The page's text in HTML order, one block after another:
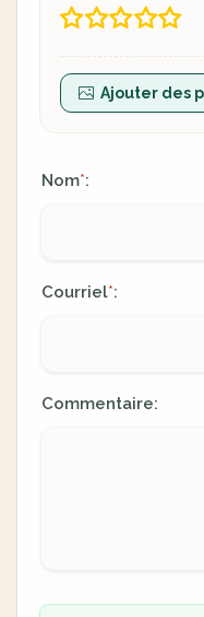
Ajouter des
Nom*:
Courriel*:
Commentaire: